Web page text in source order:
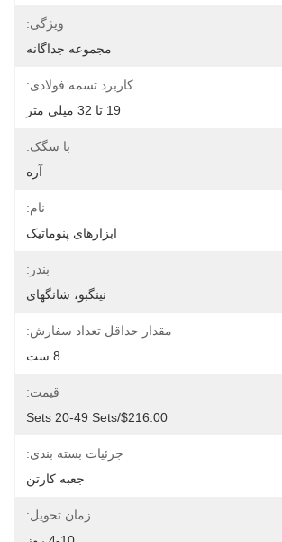
ویژگی:
مجموعه جداگانه
کاربرد تسمه فولادی:
19 تا 32 میلی متر
با سگک:
آره
نام:
ابزارهای پنوماتیک
بندر:
نینگبو، شانگهای
مقدار حداقل تعداد سفارش:
8 ست
قیمت:
$216.00/sets 20-49 Sets
جزئیات بسته بندی:
جعبه کارتن
زمان تحویل: